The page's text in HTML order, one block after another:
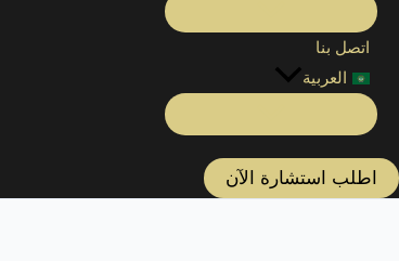
اتصل بنا
العربية
اطلب استشارة الآن
وفي كافة القضايا التجارية يقدم لك
الدعاوى التجارية والمطالبة بالحقوق